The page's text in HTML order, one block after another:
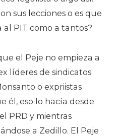
sus lecciones o es que
PIT como a tantos?
el Peje no empieza a
líderes de sindicatos
o expriistas
él, eso lo hacía desde
PRD y mientras
a Zedillo. El Peje